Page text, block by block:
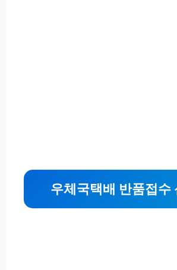
우체국택배 반품접수